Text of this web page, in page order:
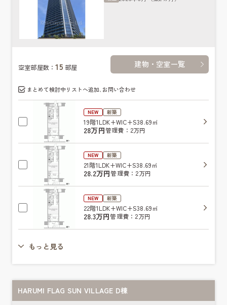
空室部屋数：15 部屋 建物・空室一覧
まとめて検討中リストへ追加､お問い合わせ
NEW 新築
19階1LDK+WIC+S38.69㎡
28万円管理費：2万円
NEW 新築
21階1LDK+WIC+S38.69㎡
28.2万円管理費：2万円
NEW 新築
22階1LDK+WIC+S38.69㎡
28.3万円管理費：2万円
もっと見る
HARUMI FLAG SUN VILLAGE D棟